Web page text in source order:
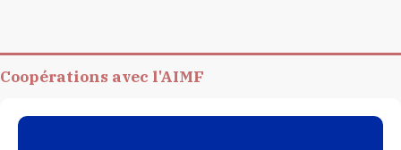
Coopérations avec l'AIMF